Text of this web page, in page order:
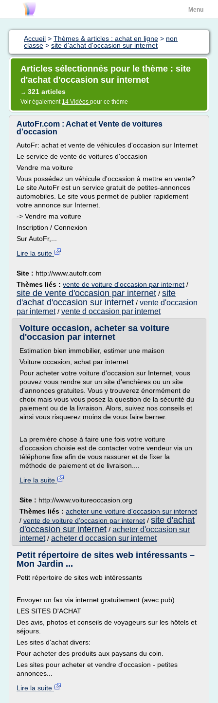
Menu
Accueil > Thèmes & articles : achat en ligne > non
classe > site d'achat d'occasion sur internet
Articles sélectionnés pour le thème : site
d'achat d'occasion sur internet
→ 321 articles
Voir également 14 Vidéos pour ce thème
AutoFr.com : Achat et Vente de voitures
d'occasion
AutoFr: achat et vente de véhicules d'occasion sur Internet
Le service de vente de voitures d'occasion
Vendre ma voiture
Vous possédez un véhicule d'occasion à mettre en vente?
Le site AutoFr est un service gratuit de petites-annonces
automobiles. Le site vous permet de publier rapidement
votre annonce sur Internet.
-> Vendre ma voiture
Inscription / Connexion
Sur AutoFr,...
Lire la suite
Site : http://www.autofr.com
Thèmes liés : vente de voiture d'occasion par internet /
site de vente d'occasion par internet / site
d'achat d'occasion sur internet / vente d'occasion
par internet/ vente d occasion par internet
Voiture occasion, acheter sa voiture
d'occasion par internet
Estimation bien immobilier, estimer une maison
Voiture occasion, achat par internet
Pour acheter votre voiture d'occasion sur Internet, vous
pouvez vous rendre sur un site d'enchères ou un site
d'annonces gratuites. Vous y trouverez énormément de
choix mais vous vous posez la question de la sécurité du
paiement ou de la livraison. Alors, suivez nos conseils et
ainsi vous risquerez moins de vous faire berner.
La première chose à faire une fois votre voiture
d'occasion choisie est de contacter votre vendeur via un
téléphone fixe afin de vous rassurer et de fixer la
méthode de paiement et de livraison....
Lire la suite
Site : http://www.voitureoccasion.org
Thèmes liés : acheter une voiture d'occasion sur internet
/ vente de voiture d'occasion par internet / site d'achat
d'occasion sur internet / acheter d'occasion sur
internet/ acheter d occasion sur internet
Petit répertoire de sites web intéressants –
Mon Jardin ...
Petit répertoire de sites web intéressants
Envoyer un fax via internet gratuitement (avec pub).
LES SITES D'ACHAT
Des avis, photos et conseils de voyageurs sur les hôtels et
séjours.
Les sites d'achat divers:
Pour acheter des produits aux paysans du coin.
Les sites pour acheter et vendre d'occasion - petites
annonces...
Lire la suite